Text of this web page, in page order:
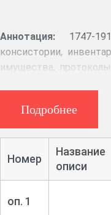
Аннотация: 1747-
консистории,
имущества,
имений, наборе
монахи, ревизские
Подробнее
Номер
Название
описи
оп. 1